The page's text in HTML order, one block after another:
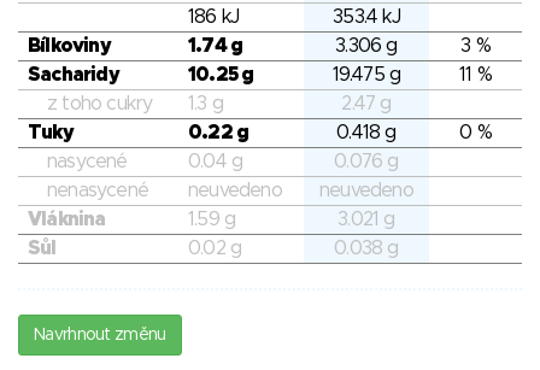
186 kJ
353.4 kJ
Bílkoviny
1.74 g 3.306 g
3 %
Sacharidy
10.25 g 19.475 g
11 %
z toho cukry
1.3 g
2.47 g
Tuky
0.22 g 0.418 g
0 %
nasycené
0.04 g
0.076 g
nenasycené
neuvedeno
neuvedeno
Vláknina
1.59 g
3.021 g
Sůl
0.02 g 0.038 g
Navrhnout změnu